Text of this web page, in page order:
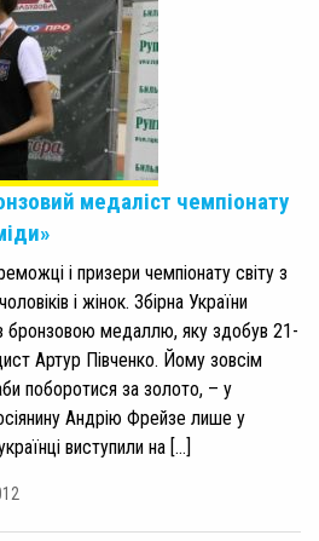
медаліст чемпіонату
і призери чемпіонату світу з
і жінок. Збірна України
з бронзовою медаллю, яку здобув 21-
Артур Півченко. Йому зовсім
поборотися за золото, – у
Андрію Фрейзе лише у
виступили на […]